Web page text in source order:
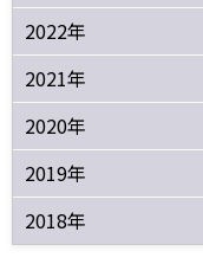
2022年
2021年
2020年
2019年
2018年